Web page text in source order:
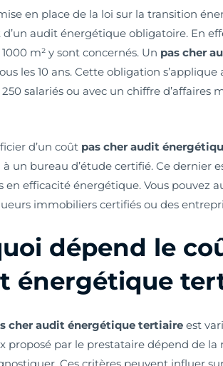
en place de la loi sur la transition
d’un audit énergétique obligatoire. En
m² y sont concernés. Un pas cher
les 10 ans. Cette obligation
salariés ou avec un chiffre d’affaires
d’un coût pas cher audit
un bureau d’étude certifié. Ce dernier
en efficacité énergétique. Vous pouvez
immobiliers certifiés ou des
dépend le
énergétique
cher audit énergétique tertiaireest
proposé par le prestataire dépend de
Ces critères peuvent influer